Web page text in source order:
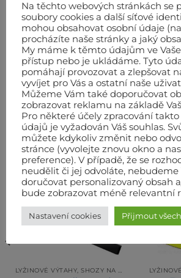
SOUVISEJÍCÍ PRODUKTY
LYŽINOVÉ VÝTAHY, SHOZY NA SUŤ HAEMMERLIN
Na těchto webových stránkách se
soubory cookies a další síťové
mohou obsahovat osobní údaje
procházíte naše stránky a jaký
My máme k těmto údajům ve
přístup nebo je ukládáme. Tyto
pomáhají provozovat a zlepšovat
vyvíjet pro Vás a ostatní naše
Můžeme Vám také doporučovat
zobrazovat reklamu na základě
Pro některé účely zpracování takto
údajů je vyžadován Váš souhlas.
můžete kdykoliv změnit nebo
stránce (vyvolejte znovu okno a
preference). V případě, že se
neudělit či jej odvoláte, nebudeme
doručovat personalizovaný obsah
bude zobrazovat méně relevantní
Nastavení cookies Přijmout